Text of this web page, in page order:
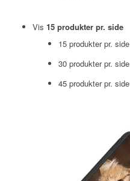
Vis 15 produkter pr. side
15 produkter pr. side
30 produkter pr. side
45 produkter pr. side